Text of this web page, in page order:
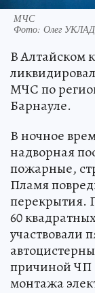
МЧС
Фото: Олег
В Алтайском
МЧС по
Барнауле.
В ночное
надворная
пожарные,
Пламя
перекрытия.
60
участвовали
причиной ЧП
монтажа